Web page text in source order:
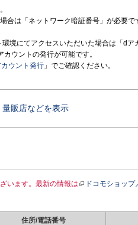
合は「ネットワーク暗証番号」が必要
境にてアクセスいただいた場合は「d
ウントの発行が可能です。
ウント発行 」でご確認ください。
量販店などを表示
います。最新の情報は ドコモショッ
住所/電話番号